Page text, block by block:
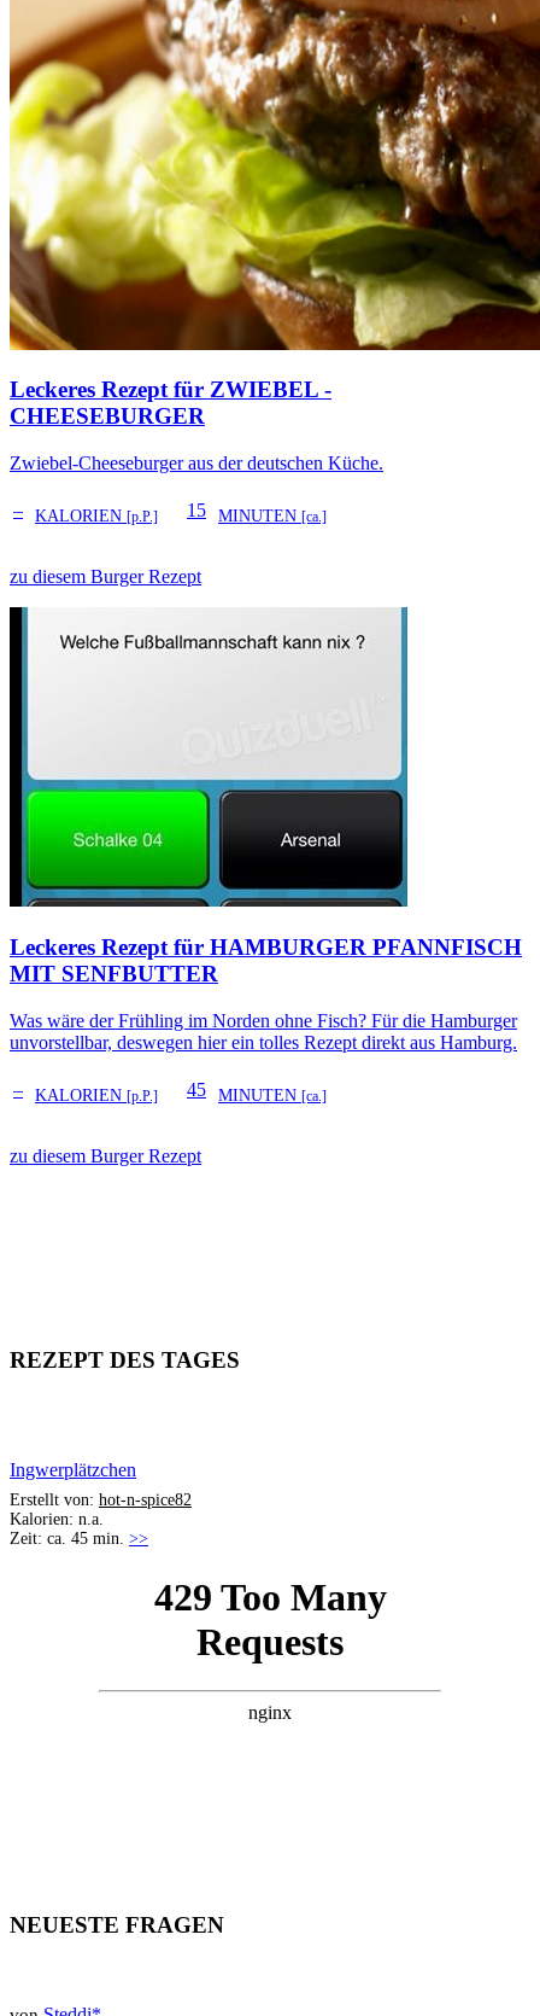
Leckeres Rezept für ZWIEBEL -
CHEESEBURGER
Zwiebel-Cheeseburger aus der deutschen Küche.
– KALORIEN [p.P.] 15 MINUTEN [ca.]
zu diesem Burger Rezept
Leckeres Rezept für HAMBURGER PFANNFISCH
MIT SENFBUTTER
Was wäre der Frühling im Norden ohne Fisch? Für die Hamburger
unvorstellbar, deswegen hier ein tolles Rezept direkt aus Hamburg.
– KALORIEN [p.P.] 45 MINUTEN [ca.]
zu diesem Burger Rezept
REZEPT DES TAGES
Ingwerplätzchen
Erstellt von: hot-n-spice82
Kalorien: n.a.
Zeit: ca. 45 min. >>
NEUESTE FRAGEN